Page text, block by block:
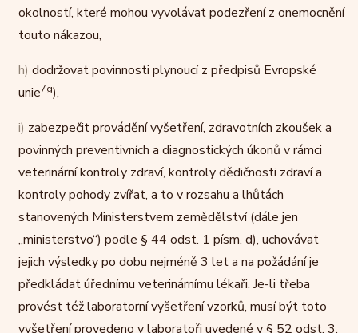
okolností, které mohou vyvolávat podezření z onemocnění
touto nákazou,
h) dodržovat povinnosti plynoucí z předpisů Evropské
unie7g),
i) zabezpečit provádění vyšetření, zdravotních zkoušek a
povinných preventivních a diagnostických úkonů v rámci
veterinární kontroly zdraví, kontroly dědičnosti zdraví a
kontroly pohody zvířat, a to v rozsahu a lhůtách
stanovených Ministerstvem zemědělství (dále jen
„ministerstvo“) podle § 44 odst. 1 písm. d), uchovávat
jejich výsledky po dobu nejméně 3 let a na požádání je
předkládat úřednímu veterinárnímu lékaři. Je-li třeba
provést též laboratorní vyšetření vzorků, musí být toto
vyšetření provedeno v laboratoři uvedené v § 52 odst. 3.